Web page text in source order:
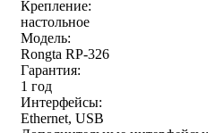
Крепление:
настольное
Модель:
Rongta RP-326
Гарантия:
1 год
Интерфейсы:
Ethernet, USB